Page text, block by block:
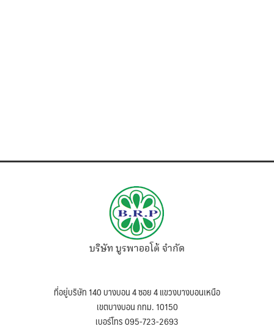
บริษัท บูรพาออโต้ จำกัด
ที่อยู่บริษัท 140 บางบอน 4 ซอย 4 แขวงบางบอนเหนือ
เขตบางบอน กทม. 10150
เบอร์โทร 095-723-2693